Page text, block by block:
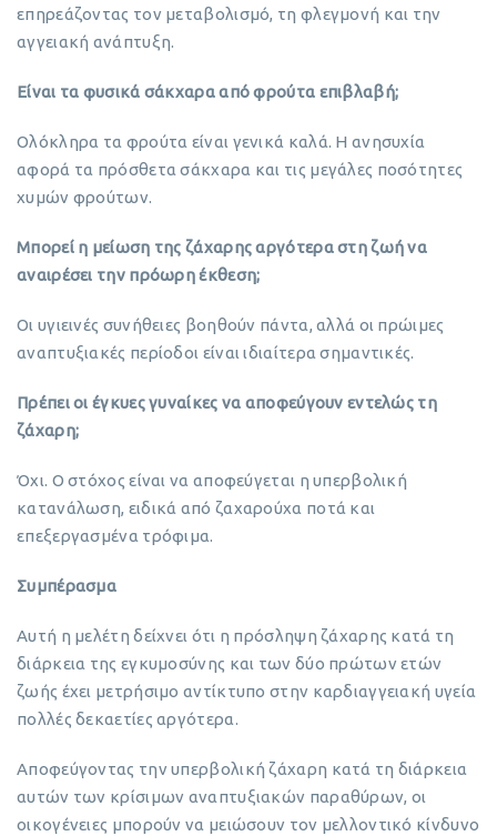
επηρεάζοντας τον μεταβολισμό, τη φλεγμονή και την
αγγειακή ανάπτυξη.
Είναι τα φυσικά σάκχαρα από φρούτα επιβλαβή;
Ολόκληρα τα φρούτα είναι γενικά καλά. Η ανησυχία
αφορά τα πρόσθετα σάκχαρα και τις μεγάλες ποσότητες
χυμών φρούτων.
Μπορεί η μείωση της ζάχαρης αργότερα στη ζωή να
αναιρέσει την πρόωρη έκθεση;
Οι υγιεινές συνήθειες βοηθούν πάντα, αλλά οι πρώιμες
αναπτυξιακές περίοδοι είναι ιδιαίτερα σημαντικές.
Πρέπει οι έγκυες γυναίκες να αποφεύγουν εντελώς τη
ζάχαρη;
Όχι. Ο στόχος είναι να αποφεύγεται η υπερβολική
κατανάλωση, ειδικά από ζαχαρούχα ποτά και
επεξεργασμένα τρόφιμα.
Συμπέρασμα
Αυτή η μελέτη δείχνει ότι η πρόσληψη ζάχαρης κατά τη
διάρκεια της εγκυμοσύνης και των δύο πρώτων ετών
ζωής έχει μετρήσιμο αντίκτυπο στην καρδιαγγειακή υγεία
πολλές δεκαετίες αργότερα.
Αποφεύγοντας την υπερβολική ζάχαρη κατά τη διάρκεια
αυτών των κρίσιμων αναπτυξιακών παραθύρων, οι
οικογένειες μπορούν να μειώσουν τον μελλοντικό κίνδυνο